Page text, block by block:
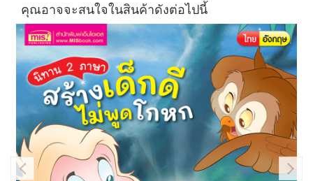
คุณอาจจะสนใจในสินค้าดังต่อไปนี้